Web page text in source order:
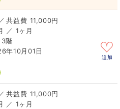
／
11,000円
／ 1ヶ月
3階
年10月01日
追加
／
11,000円
／ 1ヶ月